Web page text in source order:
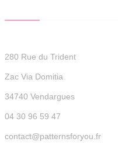
280 Rue du Trident
Zac Via Domitia
34740 Vendargues
04 30 96 59 47
contact@patternsforyou.fr